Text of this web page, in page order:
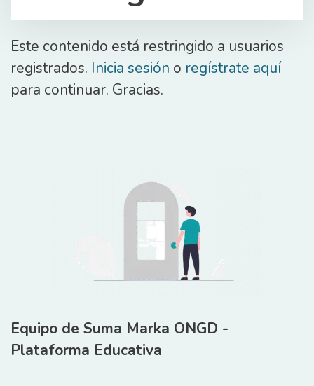
Este contenido está restringido a usuarios
registrados. Inicia sesión o regístrate aquí
para continuar. Gracias.
Equipo de Suma Marka ONGD -
Plataforma Educativa